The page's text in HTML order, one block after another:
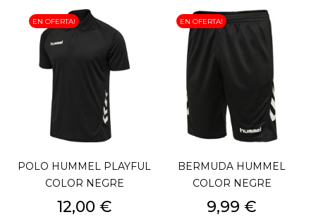
POLO HUMMEL PLAYFUL
COLOR NEGRE
Preu
12,00 €
EN OFERTA!
BERMUDA HUMMEL
COLOR NEGRE
Preu
9,99 €
EN OFERTA!